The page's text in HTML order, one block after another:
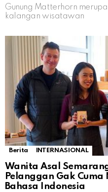
Gunung Matterhorn
kalangan wisatawan
Berita INTERNASIONAL
Wanita Asal
Pelanggan Gak
Bahasa Indonesia